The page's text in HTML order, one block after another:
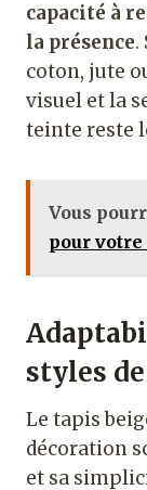
capacité à
la présence.
coton, jute
visuel et la
teinte reste
Vous
pour
styles
Le tapis
décoration
et sa